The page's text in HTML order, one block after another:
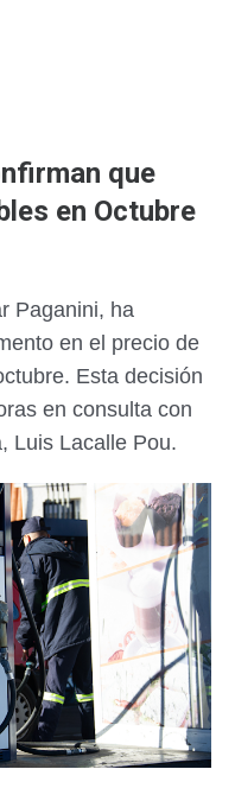
que
en Octubre
Paganini, ha
en el precio de
Esta decisión
en consulta con
Luis Lacalle Pou.